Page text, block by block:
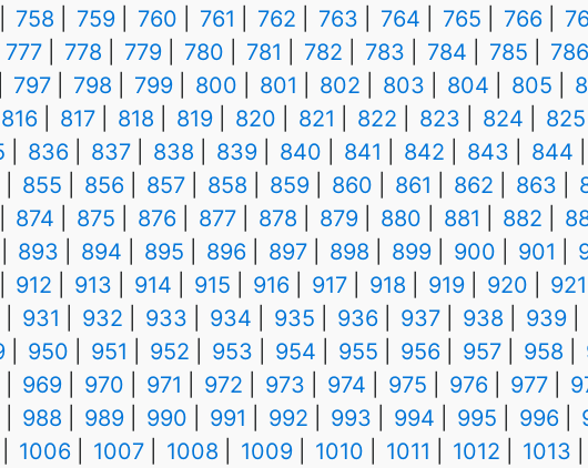
758
759 760 761 762 763 764 765 766
777
778 779 780 781 782 783 784 785 786
797
798 799 800 801 802 803 804 805
816
817 818 819 820 821 822 823 824 825
836 837 838 839 840 841 842 843 844
855
856 857 858 859 860 861 862 863
874
875 876 877 878 879 880 881 882
893
894 895 896 897 898 899 900 901
912
913 914 915 916 917 918 919 920 921
931
932 933 934 935 936 937 938 939
950 951 952 953 954 955 956 957 958
969
970 971 972 973 974 975 976 977
988
989 990 991 992 993 994 995 996
1006
1007 1008 1009 1010 1011 1012 1013